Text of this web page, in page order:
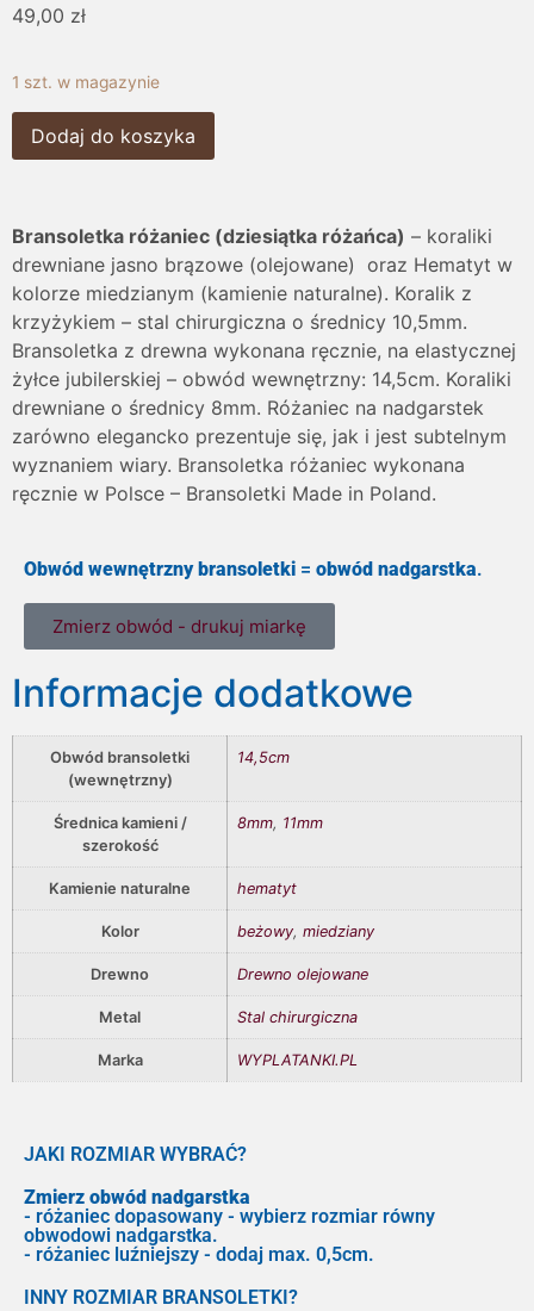
49,00 zł
1 szt. w magazynie
Dodaj do koszyka
Bransoletka różaniec (dziesiątka różańca) – koraliki
drewniane jasno brązowe (olejowane) oraz Hematyt w
kolorze miedzianym (kamienie naturalne). Koralik z
krzyżykiem – stal chirurgiczna o średnicy 10,5mm.
Bransoletka z drewna wykonana ręcznie, na elastycznej
żyłce jubilerskiej – obwód wewnętrzny: 14,5cm. Koraliki
drewniane o średnicy 8mm. Różaniec na nadgarstek
zarówno elegancko prezentuje się, jak i jest subtelnym
wyznaniem wiary. Bransoletka różaniec wykonana
ręcznie w Polsce – Bransoletki Made in Poland.
Obwód wewnętrzny bransoletki = obwód nadgarstka.
Zmierz obwód - drukuj miarkę
Informacje dodatkowe
Obwód bransoletki
(wewnętrzny)
14,5cm
Średnica kamieni /
szerokość
8mm, 11mm
Kamienie naturalne hematyt
Kolor beżowy, miedziany
Drewno Drewno olejowane
Metal Stal chirurgiczna
Marka WYPLATANKI.PL
JAKI ROZMIAR WYBRAĆ?
Zmierz obwód nadgarstka
- różaniec dopasowany - wybierz rozmiar równy
obwodowi nadgarstka.
- różaniec luźniejszy - dodaj max. 0,5cm.
INNY ROZMIAR BRANSOLETKI?